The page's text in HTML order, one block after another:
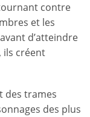
contre
et les
d’atteindre
ils créent
des trames
des plus